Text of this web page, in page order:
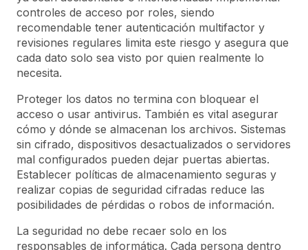
controles de acceso por roles, siendo
recomendable tener autenticación multifactor y
revisiones regulares limita este riesgo y asegura que
cada dato solo sea visto por quien realmente lo
necesita.
Proteger los datos no termina con bloquear el
acceso o usar antivirus. También es vital asegurar
cómo y dónde se almacenan los archivos. Sistemas
sin cifrado, dispositivos desactualizados o servidores
mal configurados pueden dejar puertas abiertas.
Establecer políticas de almacenamiento seguras y
realizar copias de seguridad cifradas reduce las
posibilidades de pérdidas o robos de información.
La seguridad no debe recaer solo en los
responsables de informática. Cada persona dentro